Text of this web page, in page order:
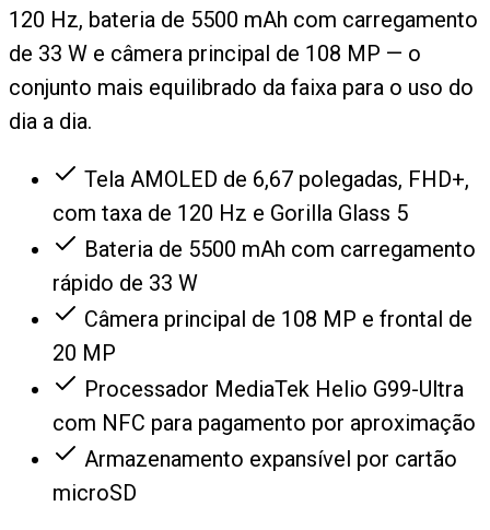
120 Hz, bateria de 5500 mAh com carregamento
de 33 W e câmera principal de 108 MP — o
conjunto mais equilibrado da faixa para o uso do
dia a dia.
Tela AMOLED de 6,67 polegadas, FHD+,
com taxa de 120 Hz e Gorilla Glass 5
Bateria de 5500 mAh com carregamento
rápido de 33 W
Câmera principal de 108 MP e frontal de
20 MP
Processador MediaTek Helio G99-Ultra
com NFC para pagamento por aproximação
Armazenamento expansível por cartão
microSD